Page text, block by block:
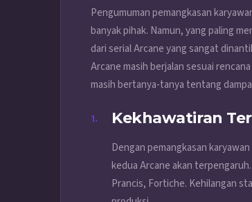
Pengumuman pemangkasan
banyak pihak. Namun, yang paling
dari serial Arcane yang sangat
Arcane masih berjalan sesuai
masih bertanya-tanya tentang
Kekhawatiran
Dengan pemangkasan
kedua Arcane akan
Prancis, Fortiche. Kehilangan